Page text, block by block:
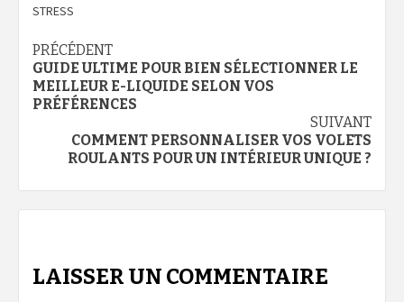
STRESS
Navigation
d’article
PRÉCÉDENT
GUIDE ULTIME POUR BIEN SÉLECTIONNER LE
MEILLEUR E-LIQUIDE SELON VOS
PRÉFÉRENCES
SUIVANT
COMMENT PERSONNALISER VOS VOLETS
ROULANTS POUR UN INTÉRIEUR UNIQUE ?
LAISSER UN COMMENTAIRE